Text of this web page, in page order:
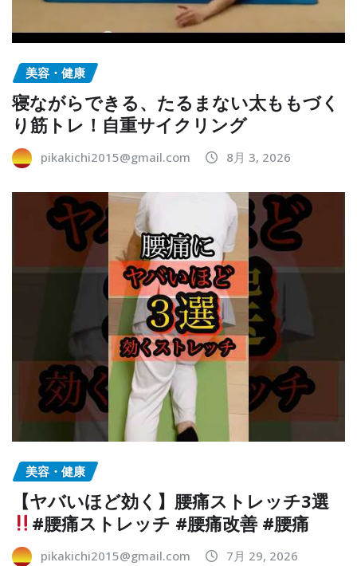
美容・健康
寝ながらできる、たるまない太ももづく
り筋トレ！自重サイクリング
pikakichi2015@gmail.com 8月 3, 2026
美容・健康
【ヤバいほど効く】腰痛ストレッチ3選
#腰痛ストレッチ #腰痛改善 #腰痛
pikakichi2015@gmail.com 7月 29, 2026